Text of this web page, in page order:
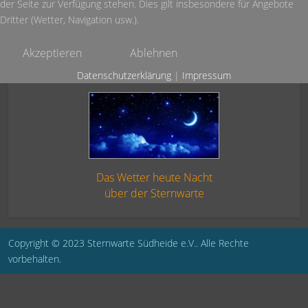
Das Wetter heute Nacht
über der Sternwarte
Copyright © 2023 Sternwarte Südheide e.V.. Alle Rechte
vorbehalten.
der Seite zur Verfügung stehen. Dies gilt insbesondere für Angebote
Dritter (Wetter, Navigation usw.).
Akzeptieren Ablehnen
Datenschutzerklärung | Impressum